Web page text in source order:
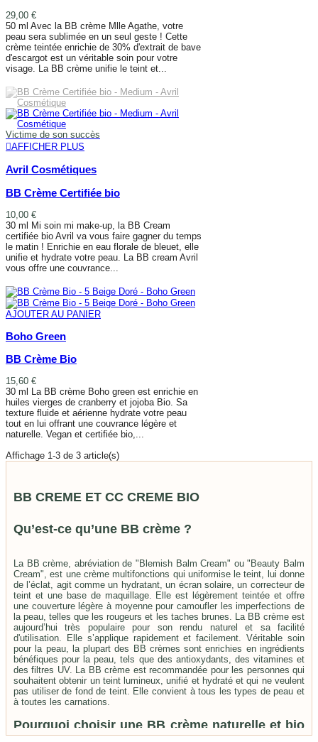
29,00 €
50 ml Avec la BB crème Mlle Agathe, votre
peau sera sublimée en un seul geste ! Cette
crème teintée enrichie de 30% d'extrait de bave
d'escargot est un véritable soin pour votre
visage. La BB crème unifie le teint et...
Victime de son succès
AFFICHER PLUS
Avril Cosmétiques
BB Crème Certifiée bio
10,00 €
30 ml Mi soin mi make-up, la BB Cream
certifiée bio Avril va vous faire gagner du temps
le matin ! Enrichie en eau florale de bleuet, elle
unifie et hydrate votre peau. La BB cream Avril
vous offre une couvrance...
AJOUTER AU PANIER
Boho Green
BB Crème Bio
15,60 €
30 ml La BB crème Boho green est enrichie en
huiles vierges de cranberry et jojoba Bio. Sa
texture fluide et aérienne hydrate votre peau
tout en lui offrant une couvrance légère et
naturelle. Vegan et certifiée bio,...
Affichage 1-3 de 3 article(s)
BB CREME ET CC CREME BIO
Qu’est-ce qu’une BB crème ?
La BB crème, abréviation de "Blemish Balm Cream" ou "Beauty Balm
Cream", est une crème multifonctions qui uniformise le teint, lui donne
de l’éclat, agit comme un hydratant, un écran solaire, un correcteur de
teint et une base de maquillage. Elle est légèrement teintée et offre
une couverture légère à moyenne pour camoufler les imperfections de
la peau, telles que les rougeurs et les taches brunes. La BB crème est
aujourd’hui très populaire pour son rendu naturel et sa facilité
d'utilisation. Elle s’applique rapidement et facilement. Véritable soin
pour la peau, la plupart des BB crèmes sont enrichies en ingrédients
bénéfiques pour la peau, tels que des antioxydants, des vitamines et
des filtres UV. La BB crème est recommandée pour les personnes qui
souhaitent obtenir un teint lumineux, unifié et hydraté et qui ne veulent
pas utiliser de fond de teint. Elle convient à tous les types de peau et
à toutes les carnations.
Pourquoi choisir une BB crème naturelle et bio